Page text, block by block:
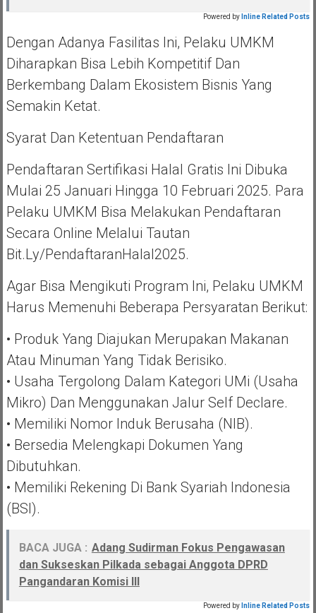
Powered by Inline Related Posts
Dengan Adanya Fasilitas Ini, Pelaku UMKM
Diharapkan Bisa Lebih Kompetitif Dan
Berkembang Dalam Ekosistem Bisnis Yang
Semakin Ketat.
Syarat Dan Ketentuan Pendaftaran
Pendaftaran Sertifikasi Halal Gratis Ini Dibuka
Mulai 25 Januari Hingga 10 Februari 2025. Para
Pelaku UMKM Bisa Melakukan Pendaftaran
Secara Online Melalui Tautan
Bit.ly/PendaftaranHalal2025.
Agar Bisa Mengikuti Program Ini, Pelaku UMKM
Harus Memenuhi Beberapa Persyaratan Berikut:
• Produk Yang Diajukan Merupakan Makanan
Atau Minuman Yang Tidak Berisiko.
• Usaha Tergolong Dalam Kategori UMi (Usaha
Mikro) Dan Menggunakan Jalur Self Declare.
• Memiliki Nomor Induk Berusaha (NIB).
• Bersedia Melengkapi Dokumen Yang
Dibutuhkan.
• Memiliki Rekening Di Bank Syariah Indonesia
(BSI).
BACA JUGA : Adang Sudirman Fokus Pengawasan
dan Sukseskan Pilkada sebagai Anggota DPRD
Pangandaran Komisi III
Powered by Inline Related Posts